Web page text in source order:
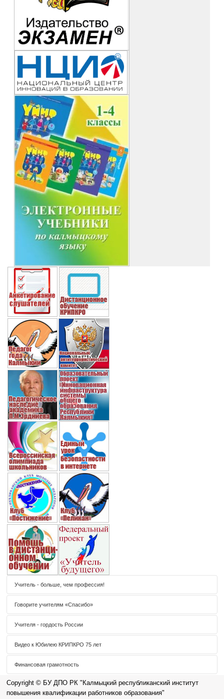
Учитель - больше, чем профессия!
Говорите учителям «Спасибо»
Учителя - гордость России
Видео к Юбилею КРИПКРО 75 лет
Финансовая грамотность
Copyright © БУ ДПО РК "Калмыцкий республиканский институт
повышения квалификации работников образования"